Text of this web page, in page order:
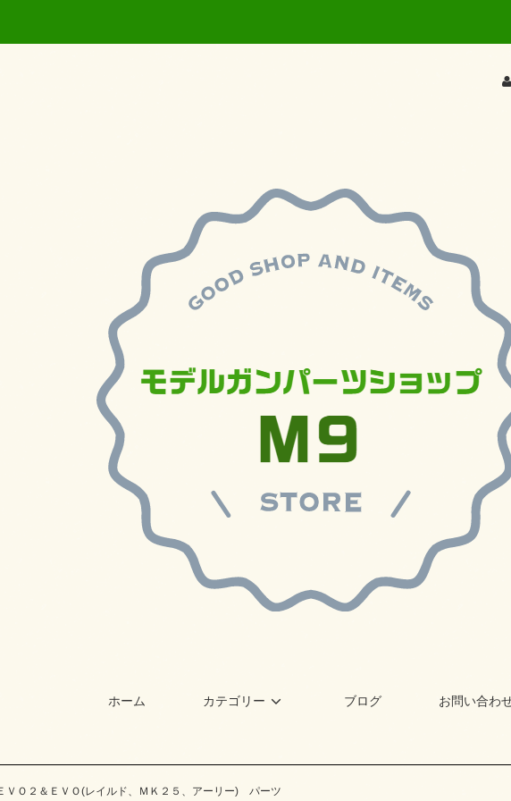
ホーム カテゴリー ブログ お問い合わ
ＶＯ２＆ＥＶＯ(レイルド、ＭＫ２５、アーリー) パーツ